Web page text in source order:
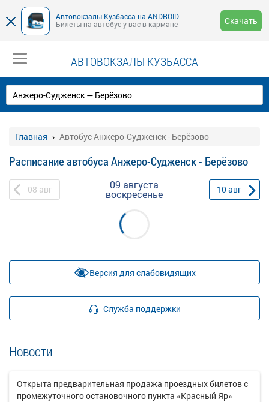
Автовокзалы Кузбасса на ANDROID
Билеты на автобус у вас в кармане
Скачать
АВТОВОКЗАЛЫ КУЗБАССА
Главная Автобус Анжеро-Судженск - Берёзово
Расписание автобуса Анжеро-Судженск - Берёзово
08 авг 09 августа
воскресенье 10авг
Версия для слабовидящих
Служба поддержки
Новости
Открыта предварительная продажа проездных билетов с
промежуточного остановочного пункта «Красный Яр»